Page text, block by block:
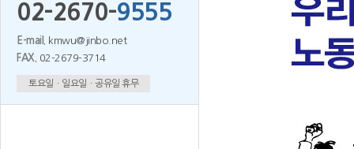
02-2670-9555
E-mail.
kmwu@jinbo.net
FAX.
02-2679-3714
토요일ㆍ일요일ㆍ공유일 휴무